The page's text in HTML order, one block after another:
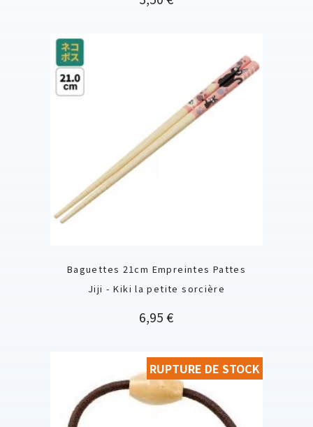
Baguettes 21cm Empreintes Pattes
Jiji - Kiki la petite sorcière
Prix
6,95 €
RUPTURE DE STOCK